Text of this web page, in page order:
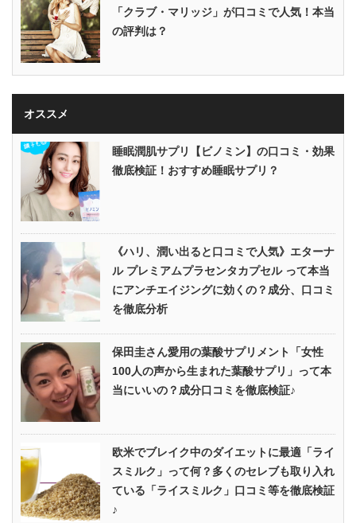
「クラブ・マリッジ」が口コミで人気！本当
の評判は？
オススメ
睡眠潤肌サプリ【ビノミン】の口コミ・効果
徹底検証！おすすめ睡眠サプリ？
《ハリ、潤い出ると口コミで人気》エターナ
ル プレミアムプラセンタカプセル って本当
にアンチエイジングに効くの？成分、口コミ
を徹底分析
保田圭さん愛用の葉酸サプリメント「女性
100人の声から生まれた葉酸サプリ」って本
当にいいの？成分口コミを徹底検証♪
欧米でブレイク中のダイエットに最適「ライ
スミルク」って何？多くのセレブも取り入れ
ている「ライスミルク」口コミ等を徹底検証
♪